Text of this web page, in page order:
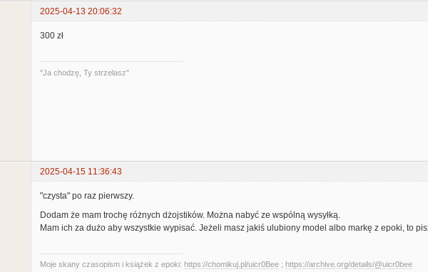
2025-04-13 20:06:32
300 zł
"Ja chodzę, Ty strzelasz"
2025-04-15 11:36:43
"czysta" po raz pierwszy.
Dodam że mam trochę różnych dżojstików. Można nabyć ze wspólną wysyłką.
Mam ich za dużo aby wszystkie wypisać. Jeżeli masz jakiś ulubiony model albo markę z epoki, to
Moje skany czasopism i książek z epoki: https://chomikuj.pl/uicr0Bee ; https://archive.org/details/@uicr0bee